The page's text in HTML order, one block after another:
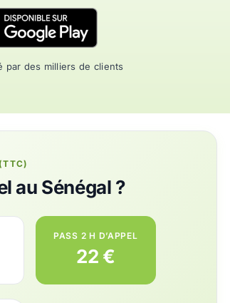
par des milliers de clients
au Sénégal ?
PASS 2 H D’APPEL
22 €